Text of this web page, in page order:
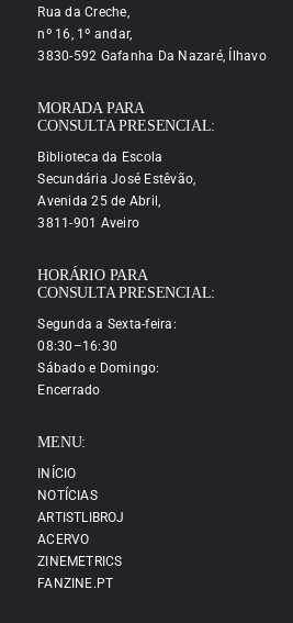
Rua da Creche,
nº 16, 1º andar,
3830-592 Gafanha Da Nazaré, Ílhavo
MORADA PARA
CONSULTA PRESENCIAL:
Biblioteca da Escola
Secundária José Estêvão,
Avenida 25 de Abril,
3811-901 Aveiro
HORÁRIO PARA
CONSULTA PRESENCIAL:
Segunda a Sexta-feira:
08:30–16:30
Sábado e Domingo:
Encerrado
MENU:
INÍCIO
NOTÍCIAS
ARTISTLIBROJ
ACERVO
ZINEMETRICS
FANZINE.PT